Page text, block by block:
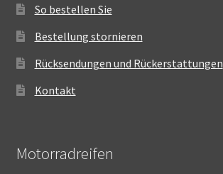
So bestellen Sie
Bestellung stornieren
Rücksendungen und Rückerstattungen
Kontakt
Motorradreifen